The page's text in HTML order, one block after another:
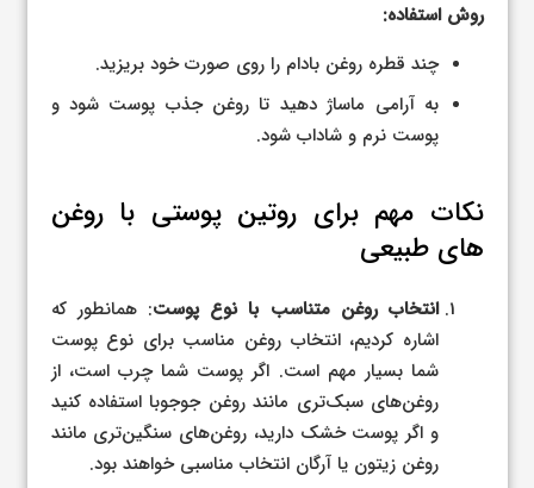
روش استفاده:
چند قطره روغن بادام را روی صورت خود بریزید.
به آرامی ماساژ دهید تا روغن جذب پوست شود و
پوست نرم و شاداب شود.
نکات مهم برای روتین پوستی با روغن
های طبیعی
انتخاب روغن متناسب با نوع پوست: همانطور که
اشاره کردیم، انتخاب روغن مناسب برای نوع پوست
شما بسیار مهم است. اگر پوست شما چرب است، از
روغن‌های سبک‌تری مانند روغن جوجوبا استفاده کنید
و اگر پوست خشک دارید، روغن‌های سنگین‌تری مانند
روغن زیتون یا آرگان انتخاب مناسبی خواهند بود.